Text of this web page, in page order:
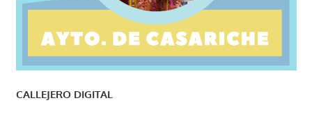
CALLEJERO DIGITAL